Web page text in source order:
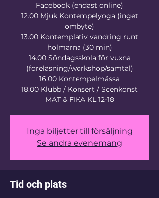
Facebook (endast online)
12.00 Mjuk Kontempelyoga (inget
ombyte)
13.00 Kontemplativ vandring runt
holmarna (30 min)
14.00 Söndagsskola för vuxna
(föreläsning/workshop/samtal)
16.00 Kontempelmässa
18.00 Klubb / Konsert / Scenkonst
MAT & FIKA KL 12-18
Inga biljetter till försäljning
Se andra evenemang
Tid och plats